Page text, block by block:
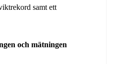
samt ett
och mätningen